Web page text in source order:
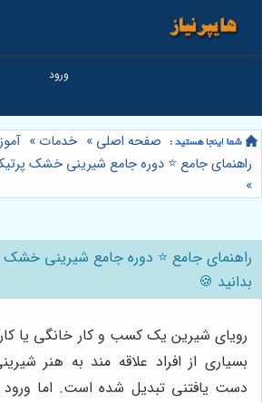
صفحه اصلی » خدمات »
راهنمای جامع ⭐️ دوره جامع شیرینی خشک
»
راهنمای جامع ⭐️ دوره جامع شیرینی خشک
بدانید 🍪
رویای شیرین یک کسب و کار خانگی یا
بسیاری از افراد علاقه مند به هنر
دست یافتنی تبدیل شده است. اما ورود